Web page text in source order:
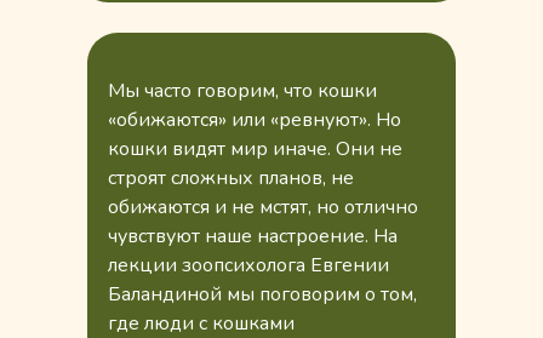
Мы часто говорим, что кошки
«обижаются» или «ревнуют». Но
кошки видят мир иначе. Они не
строят сложных планов, не
обижаются и не мстят, но отлично
чувствуют наше настроение. На
лекции зоопсихолога Евгении
Баландиной мы поговорим о том,
где люди с кошками